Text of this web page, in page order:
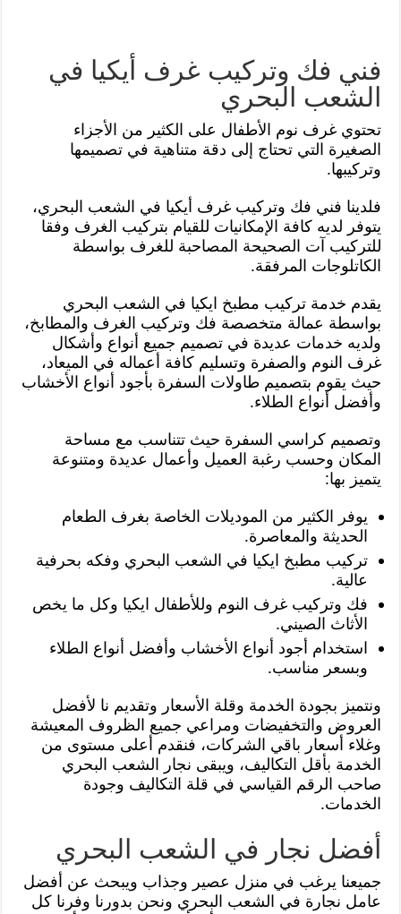
فني فك وتركيب غرف أيكيا في
الشعب البحري
تحتوي غرف نوم الأطفال على الكثير من الأجزاء
الصغيرة التي تحتاج إلى دقة متناهية في تصميمها
وتركيبها.
فلدينا فني فك وتركيب غرف أيكيا في الشعب البحري،
يتوفر لديه كافة الإمكانيات للقيام بتركيب الغرف وفقا
للتركيب آت الصحيحة المصاحبة للغرف بواسطة
الكاتلوجات المرفقة.
يقدم خدمة تركيب مطبخ ايكيا في الشعب البحري
بواسطة عمالة متخصصة فك وتركيب الغرف والمطابخ،
ولديه خدمات عديدة في تصميم جميع أنواع وأشكال
غرف النوم والصفرة وتسليم كافة أعماله في الميعاد،
حيث يقوم بتصميم طاولات السفرة بأجود أنواع الأخشاب
وأفضل أنواع الطلاء.
وتصميم كراسي السفرة حيث تتناسب مع مساحة
المكان وحسب رغبة العميل وأعمال عديدة ومتنوعة
يتميز بها:
يوفر الكثير من الموديلات الخاصة بغرف الطعام
الحديثة والمعاصرة.
تركيب مطبخ ايكيا في الشعب البحري وفكه بحرفية
عالية.
فك وتركيب غرف النوم وللأطفال ايكيا وكل ما يخص
الأثاث الصيني.
استخدام أجود أنواع الأخشاب وأفضل أنواع الطلاء
وبسعر مناسب.
ونتميز بجودة الخدمة وقلة الأسعار وتقديم نا لأفضل
العروض والتخفيضات ومراعي جميع الظروف المعيشة
وغلاء أسعار باقي الشركات، فنقدم أعلى مستوى من
الخدمة بأقل التكاليف، ويبقى نجار الشعب البحري
صاحب الرقم القياسي في قلة التكاليف وجودة
الخدمات.
أفضل نجار في الشعب البحري
جميعنا يرغب في منزل عصير وجذاب ويبحث عن أفضل
عامل نجارة في الشعب البحري ونحن بدورنا وفرنا كل